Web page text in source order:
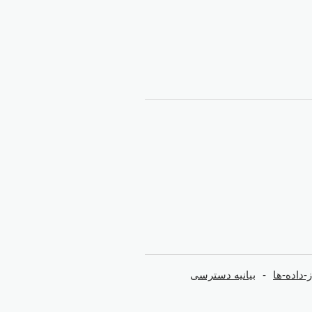
داده-ها بیانیه دسترسی